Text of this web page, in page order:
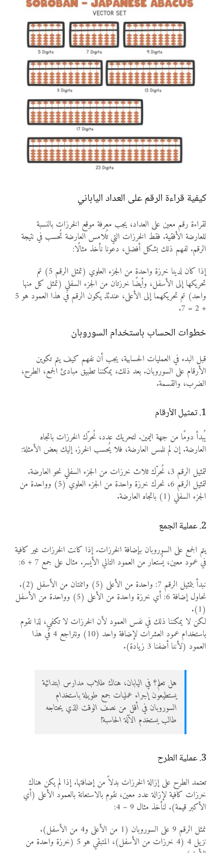
كيفية قراءة الرقم على العداد الياباني
لقراءة رقم معين على العداد، يجب معرفة موقع الخرزات بالنسبة
للعارضة الأفقية. فقط الخرزات التي تُلامس العارضة تُحسب في نتيجة
الرقم. لفهم ذلك بشكل أفضل، دعونا نأخذ مثالًا:
إذا كان لدينا خرزة واحدة من الجزء العلوي (تمثل الرقم 5) تم
تحريكها إلى الأسفل، وأيضًا خرزتان من الجزء السفلي (تمثل كل منها
واحد) تم تحريكهما إلى الأعلى، عندئذ يكون الرقم في هذا العمود هو 5
+ 2 = 7.
خطوات الحساب باستخدام السوروبان
قبل البدء في العمليات الحسابية، يجب أن نفهم كيف يتم تكوين
الأرقام على السوروبان. بعد ذلك، يمكننا تطبيق مبادئ الجمع، الطرح،
الضرب، والقسمة.
1. تمثيل الأرقام
يُبدأ دومًا من جهة اليمين. لتحريك عدد، نُحرّك الخرزات باتجاه
العارضة. إن لم نلمس العارضة، فلا يُحسب الخرز. إليك بعض الأمثلة:
لتمثيل الرقم 3، نُحرّك ثلاث خرزات من الجزء السفلي نحو العارضة.
لتمثيل الرقم 6، نحرك خرزة واحدة من الجزء العلوي (5) وواحدة من
الجزء السفلي (1) باتجاه العارضة.
2. عملية الجمع
يتم الجمع على السوروبان بإضافة الخرزات. إذا كانت الخرزات غير كافية
في عمود معين، يُستعار من العمود التالي الأيسر. مثال على جمع 7 + 6:
نبدأ بتمثيل الرقم 7: واحدة من الأعلى (5) واثنتان من الأسفل (2).
نحاول إضافة 6: أي خرزة واحدة من الأعلى (5) وواحدة من الأسفل
(1).
لكن لا يمكننا ذلك في نفس العمود لأن الخرزات لا تكفي، لذا نقوم
باستخدام عمود العشرات لإضافة واحد (10) ونتراجع 4 في هذا
العمود (لأننا أضفنا 3 زيادة).
هل تعلم؟ في اليابان، هناك طلاب مدارس ابتدائية
يستطيعون إجراء عمليات جمع طويلة باستخدام
السوروبان في أقل من نصف الوقت الذي يحتاجه
طالب يستخدم الآلة الحاسبة!
3. عملية الطرح
تعتمد الطرح على إزالة الخرزات بدلاً من إضافتها. إذا لم يكن هناك
خرزات كافية لإزالة عدد معين، نقوم بالاستعانة بالعمود الأعلى (أي
الأكبر قيمة). لنأخذ مثال 9 – 4:
نمثل الرقم 9 على السوروبان (1 من الأعلى و4 من الأسفل).
نزيل 4 (4 خرزات من الأسفل)، المتبقي هو 5 (خرزة واحدة من